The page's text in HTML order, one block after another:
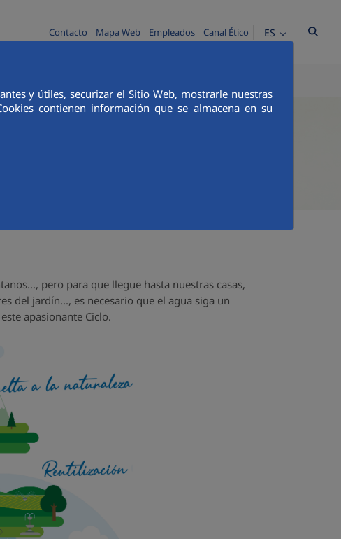
y útiles, securizar el Sitio Web, mostrarle nuestras
contienen información que se almacena en su
Contacto Mapa Web Empleados Canal Ético ES
pero para que llegue hasta nuestras casas,
del jardín..., es necesario que el agua siga un
apasionante Ciclo.